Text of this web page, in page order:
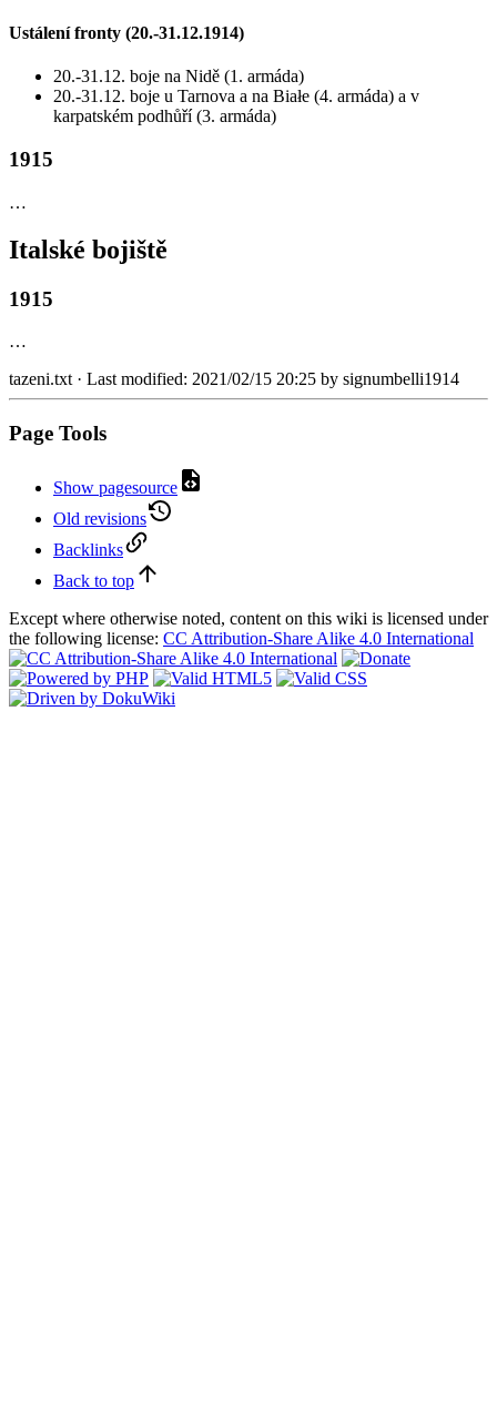
Ustálení fronty (20.-31.12.1914)
20.-31.12. boje na Nidě (1. armáda)
20.-31.12. boje u Tarnova a na Białe (4. armáda) a v
karpatském podhůří (3. armáda)
1915
…
Italské bojiště
1915
…
tazeni.txt · Last modified: 2021/02/15 20:25 by signumbelli1914
Page Tools
Show pagesource
Old revisions
Backlinks
Back to top
Except where otherwise noted, content on this wiki is licensed under
the following license: CC Attribution-Share Alike 4.0 International